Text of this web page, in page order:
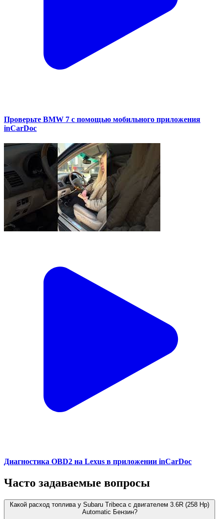
Проверьте BMW 7 с помощью мобильного приложения
inCarDoc
Диагностика OBD2 на Lexus в приложении inCarDoc
Часто задаваемые вопросы
Какой расход топлива у Subaru Tribeca с двигателем 3.6R (258 Hp)
Automatic Бензин?